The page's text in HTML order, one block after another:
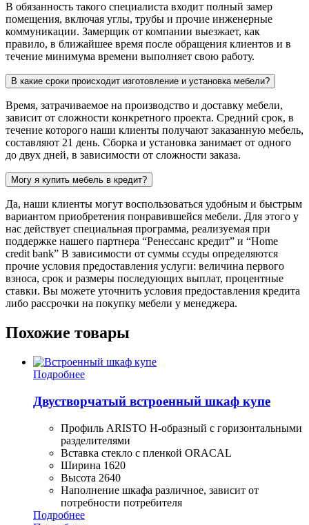
В обязанность такого специалиста входит полный замер
помещения, включая углы, трубы и прочие инженерные
коммуникации. Замерщик от компании выезжает, как
правило, в ближайшее время после обращения клиентов и в
течение минимума времени выполняет свою работу.
В какие сроки происходит изготовление и установка мебели?
Время, затрачиваемое на производство и доставку мебели,
зависит от сложности конкретного проекта. Средний срок, в
течение которого наши клиенты получают заказанную мебель,
составляют 21 день. Сборка и установка занимает от одного
до двух дней, в зависимости от сложности заказа.
Могу я купить мебель в кредит?
Да, наши клиенты могут воспользоваться удобным и быстрым
вариантом приобретения понравившейся мебели. Для этого у
нас действует специальная программа, реализуемая при
поддержке нашего партнера “Ренессанс кредит” и “Home
credit bank” В зависимости от суммы ссуды определяются
прочие условия предоставления услуги: величина первого
взноса, срок и размеры последующих выплат, процентные
ставки. Вы можете уточнить условия предоставления кредита
либо рассрочки на покупку мебели у менеджера.
Похожие товары
Подробнее
Двустворчатый встроенный шкаф купе
Профиль ARISTO H-образный с горизонтальными
разделителями
Вставка стекло с пленкой ORACAL
Ширина 1620
Высота 2640
Наполнение шкафа различное, зависит от
потребности потребителя
Подробнее